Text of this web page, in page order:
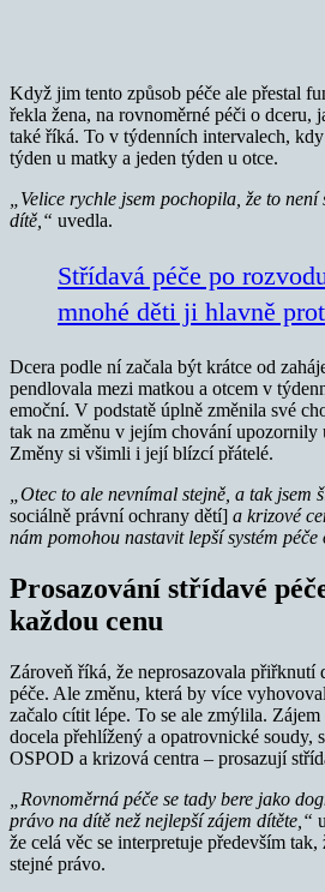
Když jim tento způsob péče ale přestal
řekla žena, na rovnoměrné péči o dceru,
také říká. To v týdenních intervalech,
týden u matky a jeden týden u otce.
„Velice rychle jsem pochopila, že to
dítě,“ uvedla.
Střídavá péče po
mnohé děti ji hlavně
Dcera podle ní začala být krátce od
pendlovala mezi matkou a otcem v
emoční. V podstatě úplně změnila své
tak na změnu v jejím chování upozornily
Změny si všimli i její blízcí přátelé.
„Otec to ale nevnímal stejně, a tak jsem
sociálně právní ochrany dětí] a krizové
nám pomohou nastavit lepší systém péče
Prosazování střídavé
každou cenu
Zároveň říká, že neprosazovala
péče. Ale změnu, která by více
začalo cítit lépe. To se ale zmýlila.
docela přehlížený a opatrovnické soudy,
OSPOD a krizová centra – prosazují
„Rovnoměrná péče se tady bere jako
právo na dítě než nejlepší zájem dítěte,“
že celá věc se interpretuje především
stejné právo.